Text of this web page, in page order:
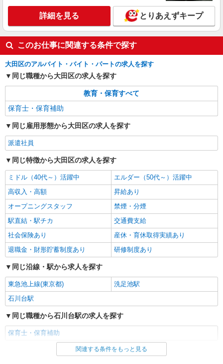
詳細を見る とりあえずキープ
このお仕事に関連する条件で探す
大田区のアルバイト・バイト・パートの求人を探す
同じ職種から大田区の求人を探す
教育・保育すべて
保育士・保育補助
同じ雇用形態から大田区の求人を探す
派遣社員
同じ特徴から大田区の求人を探す
ミドル（40代～）活躍中
エルダー（50代～）活躍中
高収入・高額
昇給あり
オープニングスタッフ
禁煙・分煙
駅直結・駅チカ
交通費支給
社会保険あり
産休・育休取得実績あり
退職金・財形貯蓄制度あり
研修制度あり
同じ沿線・駅から求人を探す
東急池上線(東京都)
洗足池駅
石川台駅
同じ職種から石川台駅の求人を探す
保育士・保育補助
同じ雇用形態から石川台駅の求人を探す
関連する条件をもっと見る